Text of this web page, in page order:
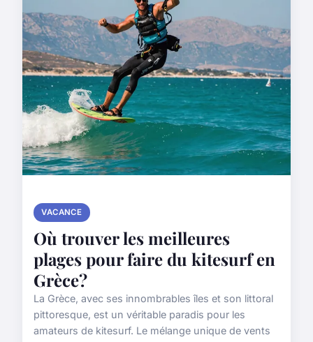
VACANCE
Où trouver les meilleures
plages pour faire du kitesurf en
Grèce?
La Grèce, avec ses innombrables îles et son littoral
pittoresque, est un véritable paradis pour les
amateurs de kitesurf. Le mélange unique de vents